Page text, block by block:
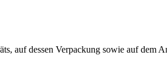
auf dessen Verpackung sowie auf dem